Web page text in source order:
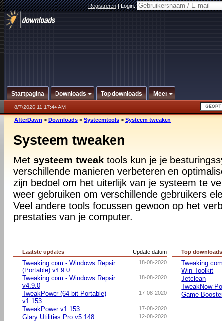
Registreren|Login:
Startpagina Downloads Top downloads Meer
8/7/2026 11:17:44 AM
AfterDawn > Downloads > Systeemtools > Systeem tweaken
Systeem tweaken
Met systeem tweak tools kun je je
verschillende manieren verbeteren en
zijn bedoel om het uiterlijk van je systeem te
weer gebruiken om verschillende gebruikers
Veel andere tools focussen gewoon op het
prestaties van je computer.
Update datum
Laatste updates
18-08-2020
Tweaking.com - Windows Repair
(Portable) v4.9.0
18-08-2020
Tweaking.com - Windows Repair
v4.9.0
17-08-2020
TweakPower (64-bit Portable)
v1.153
17-08-2020
TweakPower v1.153
12-08-2020
Glary Utilities Pro v5.148
Top downloads
Win Toolkit
Jetclean
TweakNow
Game